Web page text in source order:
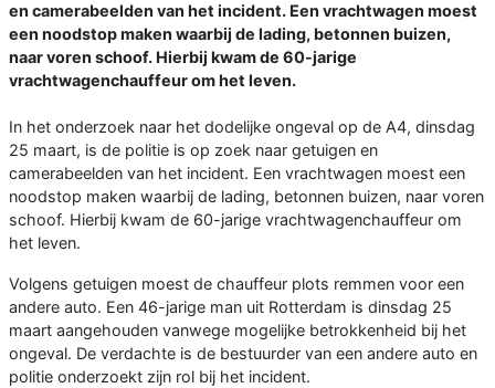
en camerabeelden van het incident. Een vrachtwagen moest
een noodstop maken waarbij de lading, betonnen buizen,
naar voren schoof. Hierbij kwam de 60-jarige
vrachtwagenchauffeur om het leven.
In het onderzoek naar het dodelijke ongeval op de A4, dinsdag
25 maart, is de politie is op zoek naar getuigen en
camerabeelden van het incident. Een vrachtwagen moest een
noodstop maken waarbij de lading, betonnen buizen, naar voren
schoof. Hierbij kwam de 60-jarige vrachtwagenchauffeur om
het leven.
Volgens getuigen moest de chauffeur plots remmen voor een
andere auto. Een 46-jarige man uit Rotterdam is dinsdag 25
maart aangehouden vanwege mogelijke betrokkenheid bij het
ongeval. De verdachte is de bestuurder van een andere auto en
politie onderzoekt zijn rol bij het incident.